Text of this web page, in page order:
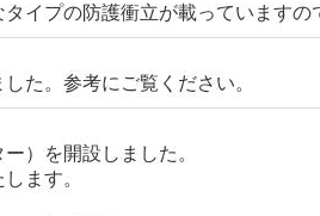
イプの防護衝立が載っています
た。参考にご覧ください。
）を開設しました。
ます。